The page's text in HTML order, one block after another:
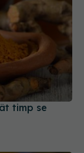
timp se